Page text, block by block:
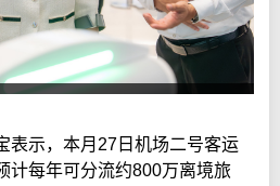
表示，本月27日机场二号客运
计每年可分流约800万离境旅